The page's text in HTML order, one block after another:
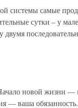
системы самые
сутки – у
двумя
новой жизни —
— ваша